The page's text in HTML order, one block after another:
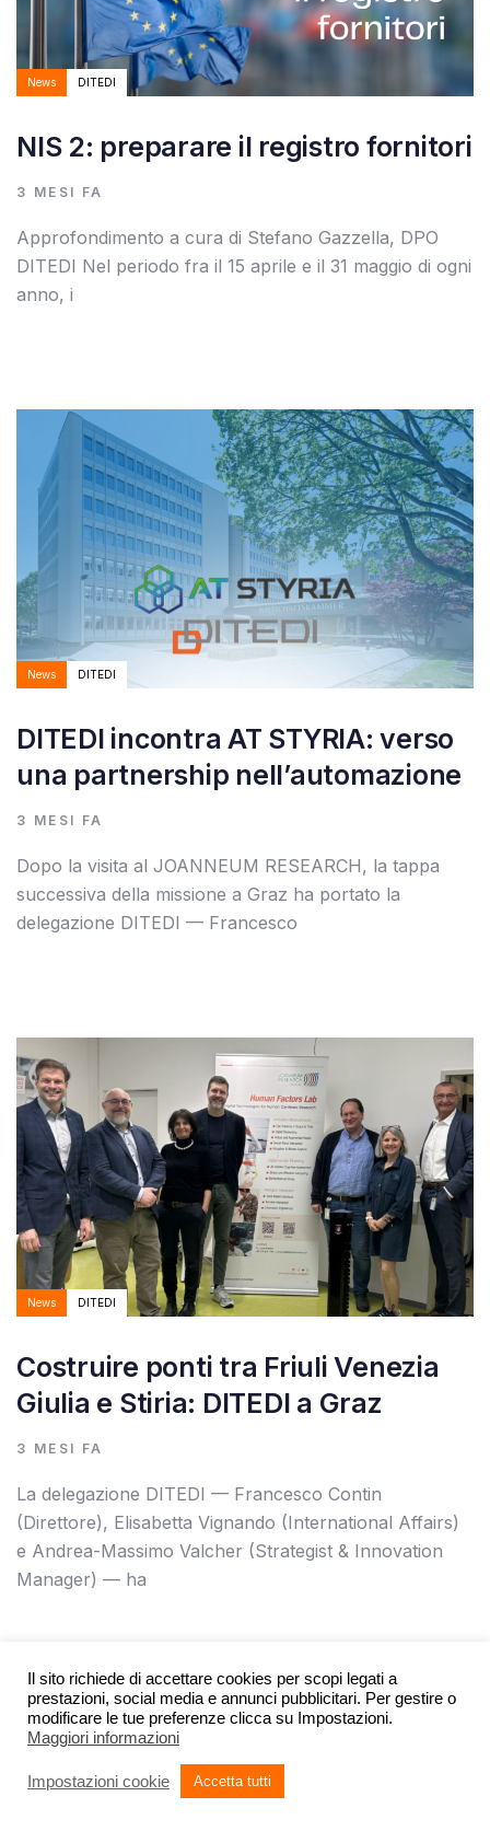
News DITEDI
NIS 2: preparare il registro fornitori
3 MESI FA
Approfondimento a cura di Stefano Gazzella, DPO
DITEDI Nel periodo fra il 15 aprile e il 31 maggio di ogni
anno, i
News DITEDI
DITEDI incontra AT STYRIA: verso
una partnership nell’automazione
3 MESI FA
Dopo la visita al JOANNEUM RESEARCH, la tappa
successiva della missione a Graz ha portato la
delegazione DITEDI — Francesco
News DITEDI
Costruire ponti tra Friuli Venezia
Giulia e Stiria: DITEDI a Graz
3 MESI FA
La delegazione DITEDI — Francesco Contin
(Direttore), Elisabetta Vignando (International Affairs)
e Andrea-Massimo Valcher (Strategist & Innovation
Manager) — ha
Tags
Autore:
Il sito richiede di accettare cookies per scopi legati a
prestazioni, social media e annunci pubblicitari. Per gestire o
modificare le tue preferenze clicca su Impostazioni.
Maggiori informazioni
Impostazioni cookie Accetta tutti